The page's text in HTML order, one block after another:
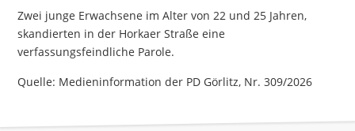
Zwei junge Erwachsene im Alter von 22 und 25 Jahren,
skandierten in der Horkaer Straße eine
verfassungsfeindliche Parole.
Quelle: Medieninformation der PD Görlitz, Nr. 309/2026